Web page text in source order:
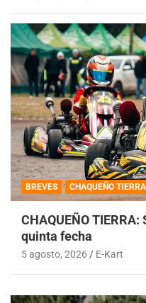
BREVES CHAQUEÑO TIERRA
CHAQUEÑO
quinta fecha
5 agosto, 2026 E-Kart